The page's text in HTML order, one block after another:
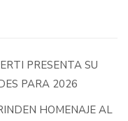
PRESENTA SU
PARA 2026
HOMENAJE AL